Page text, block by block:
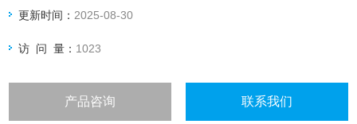
更新时间： 2025-08-30
访 问 量： 1023
产品咨询 联系我们